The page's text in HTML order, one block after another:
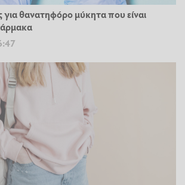
θανατηφόρο μύκητα που είναι